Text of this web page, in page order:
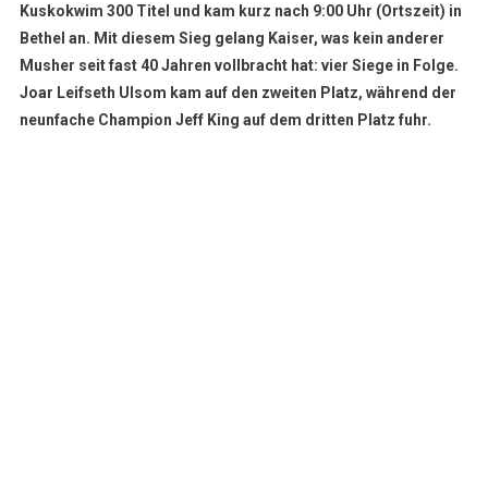
Kuskokwim 300 Titel und kam kurz nach 9:00 Uhr (Ortszeit) in
Bethel an. Mit diesem Sieg gelang Kaiser, was kein anderer
Musher seit fast 40 Jahren vollbracht hat: vier Siege in Folge.
Joar Leifseth Ulsom kam auf den zweiten Platz, während der
neunfache Champion Jeff King auf dem dritten Platz fuhr.